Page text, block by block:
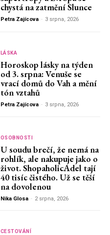
chystá na zatmění Slunce
Petra Zajícova - 3 srpna, 2026
LÁSKA
Horoskop lásky na týden
od 3. srpna: Venuše se
vrací domů do Vah a mění
tón vztahů
Petra Zajícova - 3 srpna, 2026
OSOBNOSTI
U soudu brečí, že nemá na
rohlík, ale nakupuje jako o
život. ShopaholicAdel tají
40 tisíc čistého. Už se těší
na dovolenou
Nika Glosa - 2 srpna, 2026
CESTOVÁNÍ